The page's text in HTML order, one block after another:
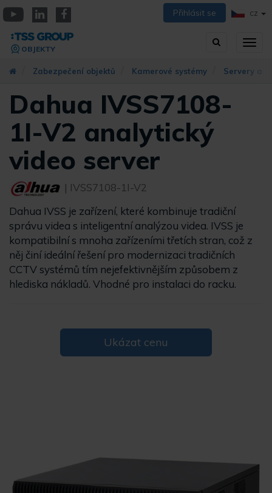
Přejít
k
hlavnímu
obsahu
Přihlásit se CZ
Vyhledávání
OBJEKTY
Zabezpečení objektů Kamerové systémy Servery a
Dahua IVSS7108-
1I-V2 analytický
video server
| IVSS7108-1I-V2
Dahua IVSS je zařízení, které kombinuje tradiční
správu videa s inteligentní analýzou videa. IVSS je
kompatibilní s mnoha zařízeními třetích stran, což z
něj činí ideální řešení pro modernizaci tradičních
CCTV systémů tím nejefektivnějším způsobem z
hlediska nákladů. Vhodné pro instalaci do racku.
Ukázat cenu